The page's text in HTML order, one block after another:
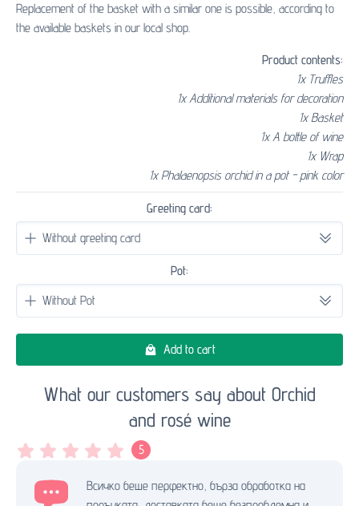
Replacement of the basket with a similar one is possible, according to
the available baskets in our local shop.
Product contents:
1x Truffles
1x Additional materials for decoration
1x Basket
1x A bottle of wine
1x Wrap
1x Phalaenopsis orchid in a pot - pink color
Greeting card:
Pot:
Add to cart
What our customers say about Orchid
and rosé wine
5
Всичко беше перфектно, бърза обработка на